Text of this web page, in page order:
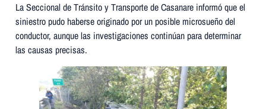
La Seccional de Tránsito y Transporte de Casanare informó que el
siniestro pudo haberse originado por un posible microsueño del
conductor, aunque las investigaciones continúan para determinar
las causas precisas.